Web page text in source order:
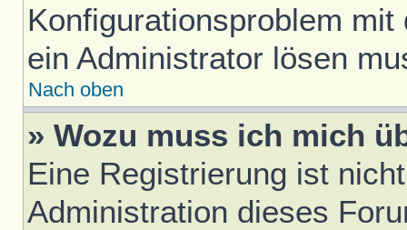
Konfigurationsproblem
ein Administrator lösen
Nach oben
» Wozu muss ich mich
Eine Registrierung ist
Administration dieses